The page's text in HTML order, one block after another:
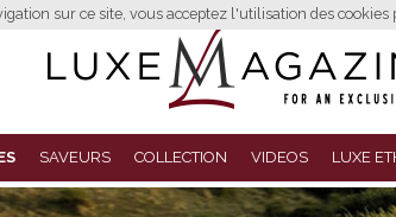
sur ce site, vous acceptez l'utilisation des
SAVEURS COLLECTION VIDEOS LUXE